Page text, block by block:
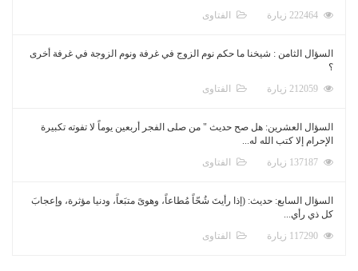
الفتاوى
السؤال الثامن : شيخنا ما حكم نوم الزوج في غرفة ونوم الزوجة في غرفة أخرى
؟
الفتاوى
السؤال العشرين: هل صح حديث " من صلى الفجر أربعين يوماً لا تفوته تكبيرة
الإحرام إلا كتب الله له...
الفتاوى
السؤال السابع: حديث: (إذا رأيتَ شُحّاً مُطاعاً، وهوىً متبَعاً، ودنيا مؤثرة، وإعجابَ
كل ذي رأي...
الفتاوى